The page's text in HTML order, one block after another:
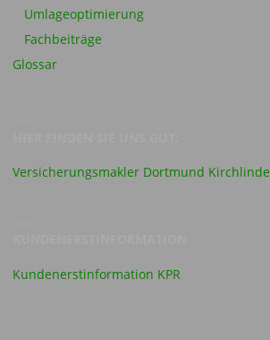
Umlageoptimierung
Fachbeiträge
Glossar
Versicherungsmakler Dortmund Kirchlinde
Kundenerstinformation KPR